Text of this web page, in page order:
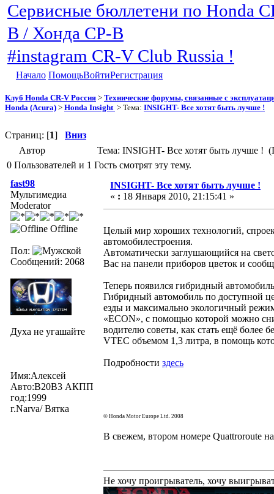
Сервисные бюллетени по Honda
В / Хонда СР-В
#instagram CR-V Club Russia !
Начало ПомощьВойтиРегистрация
Клуб Honda CR-V Россия > Технические форумы, связанные с
Honda (Acura) > Honda Insight > Тема: INSIGHT- Все хотят быть лучше !
Страниц: [1] Вниз
Автор
Тема: INSIGHT- Все хотят быть лучше !
0 Пользователей и 1 Гость смотрят эту тему.
fast98
Mультимедиа
Moderator
Offline
Пол:
Сообщений: 2068
Духа не угашайте
Имя:Алексей
Авто:В20В3 AКПП
год:1999
г.Narva/ Вятка
INSIGHT- Все хотят быть лучше !
« : 18 Января 2010, 21:15:41 »
Целый мир хороших технологий,
автомобилестроения.
Автоматически заглушающийся на
Вас на панели приборов цветок и
Теперь появился гибридный
Гибридный автомобиль по доступной
езды и максимально экологичный
«ECON», с помощью которой можно
водителю советы, как стать ещё более
VTEC объемом 1,3 литра, в помощь
Подробности здесь
© Honda Motor Europe Ltd. 2008
В свежем, втором номере Quattroroute
Не хочу проигрыватель, хочу